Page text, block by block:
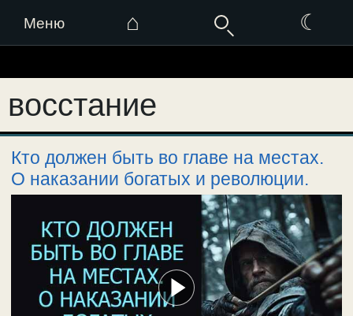
Меню ⌂ ☾
к
содержимому
восстание
Кто должен быть во главе на местах.
О наказании богатых и революции.